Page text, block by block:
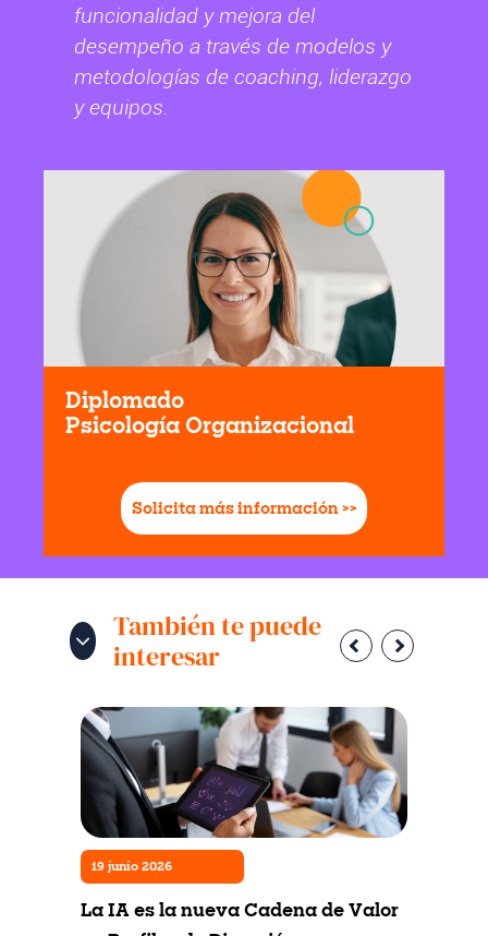
funcionalidad y mejora del
desempeño a través de modelos y
metodologías de coaching, liderazgo
y equipos.
Diplomado
Psicología Organizacional
Solicita más información >>
También te puede
interesar
19 junio 2026
La IA es la nueva Cadena de Valor